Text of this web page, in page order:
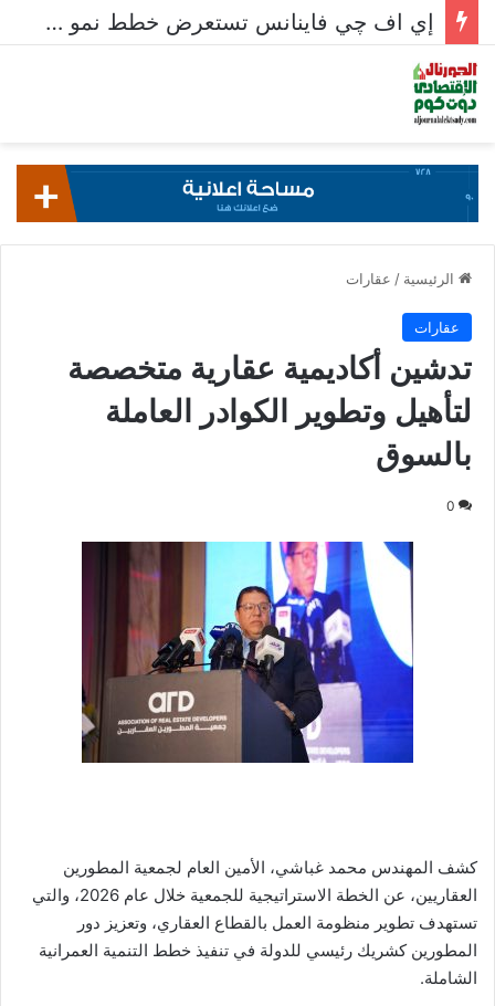
إي اف چي فاينانس تستعرض خطط نمو «بلد» لتعزيز حضورها في سوق تحويلات المصريين بالخارج
الرئيسية / عقارات
عقارات
تدشين أكاديمية عقارية متخصصة
لتأهيل وتطوير الكوادر العاملة
بالسوق
0
كشف المهندس محمد غباشي، الأمين العام لجمعية المطورين
العقاريين، عن الخطة الاستراتيجية للجمعية خلال عام 2026، والتي
تستهدف تطوير منظومة العمل بالقطاع العقاري، وتعزيز دور
المطورين كشريك رئيسي للدولة في تنفيذ خطط التنمية العمرانية
الشاملة.